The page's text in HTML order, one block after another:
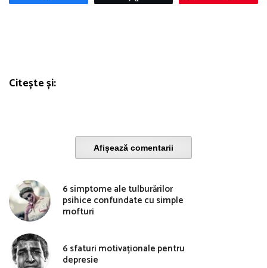
Citește și:
Afișează comentarii
6 simptome ale tulburărilor
psihice confundate cu simple
mofturi
6 sfaturi motivaționale pentru
depresie